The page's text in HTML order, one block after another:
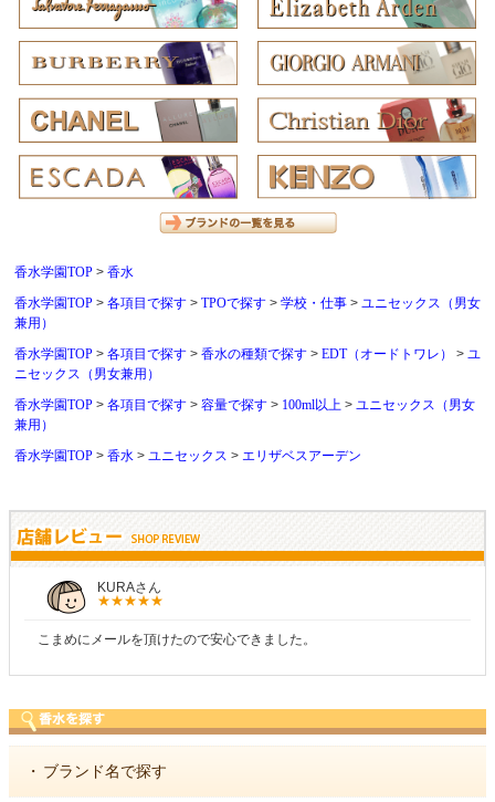
香水学園TOP
香水
香水学園TOP
各項目で探す TPOで探す 学校・仕事
ユニセックス（男女
兼用）
香水学園TOP
各項目で探す 香水の種類で探す EDT（オードトワレ）
ユ
ニセックス（男女兼用）
香水学園TOP
各項目で探す 容量で探す 100ml以上
ユニセックス（男女
兼用）
香水学園TOP
香水 ユニセックス エリザベスアーデン
しらすさん
商品が早く届いたのでよかったです。また利用させてもらいます！
・ ブランド名で探す